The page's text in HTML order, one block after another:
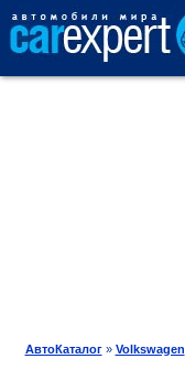
АвтоКаталог» Volkswagen